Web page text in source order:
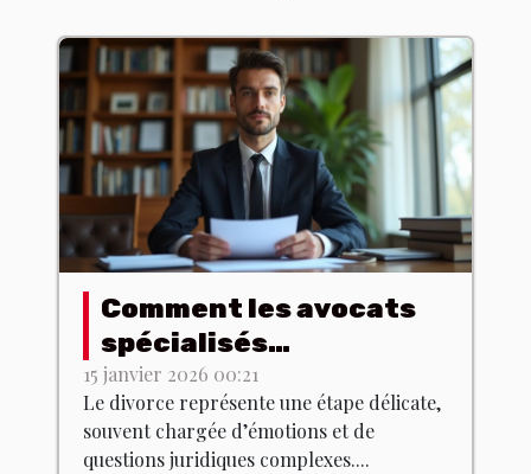
Comment les avocats
spécialisés
accompagnent dans
les procédures de
divorce ?
15 janvier 2026 00:21
Le divorce représente une étape délicate,
souvent chargée d’émotions et de
questions juridiques complexes....